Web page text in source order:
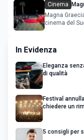
Cinema
Magna
cinema del
In Evidenza
Eleganza
di qualità
Festival
chiedere un
5 consigli per